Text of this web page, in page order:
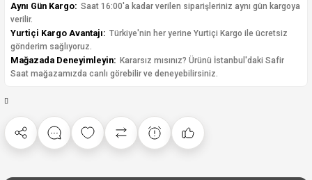
Aynı Gün Kargo: Saat 16:00'a kadar verilen siparişleriniz aynı gün kargoya
verilir.
Yurtiçi Kargo Avantajı: Türkiye'nin her yerine Yurtiçi Kargo ile ücretsiz
gönderim sağlıyoruz.
Mağazada Deneyimleyin: Kararsız mısınız? Ürünü İstanbul'daki Safir
Saat mağazamızda canlı görebilir ve deneyebilirsiniz.